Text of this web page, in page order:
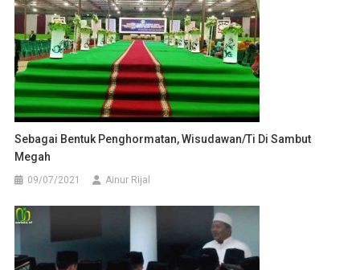
Sebagai Bentuk Penghormatan, Wisudawan/ti Di Sambut
Megah
09/07/2021 Ainur Rijal